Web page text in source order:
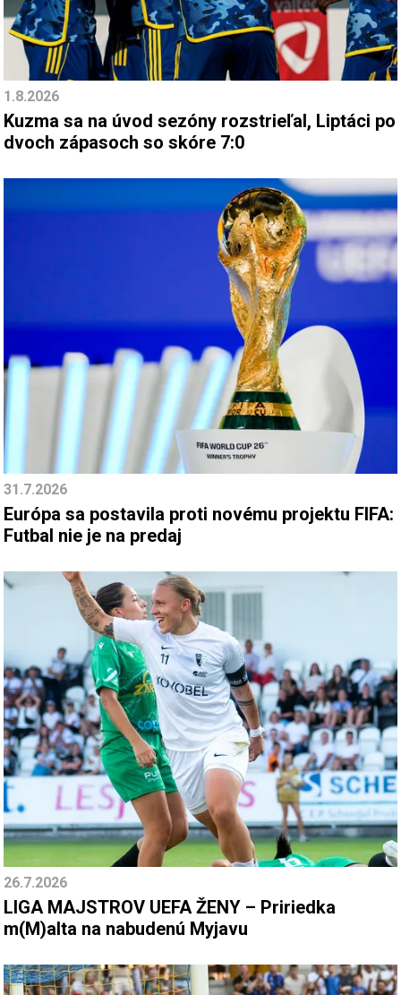
1.8.2026
Kuzma sa na úvod sezóny rozstrieľal, Liptáci po
dvoch zápasoch so skóre 7:0
31.7.2026
Európa sa postavila proti novému projektu FIFA:
Futbal nie je na predaj
26.7.2026
LIGA MAJSTROV UEFA ŽENY – Pririedka
m(M)alta na nabudenú Myjavu